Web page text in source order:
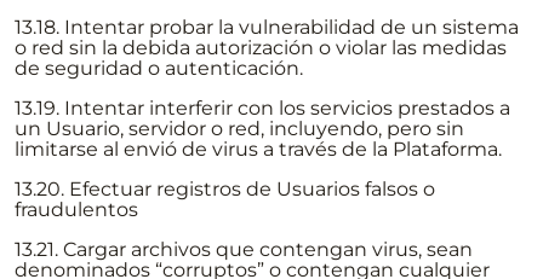
13.18. Intentar probar la vulnerabilidad de un sistema
o red sin la debida autorización o violar las medidas
de seguridad o autenticación.
13.19. Intentar interferir con los servicios prestados a
un Usuario, servidor o red, incluyendo, pero sin
limitarse al envió de virus a través de la Plataforma.
13.20. Efectuar registros de Usuarios falsos o
fraudulentos
13.21. Cargar archivos que contengan virus, sean
denominados “corruptos” o contengan cualquier